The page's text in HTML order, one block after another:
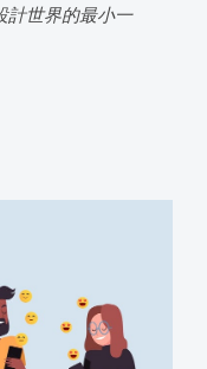
計世界的最小一